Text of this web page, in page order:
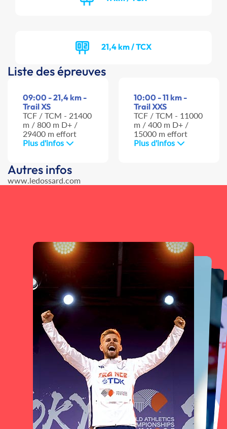
21,4 km / TCX
Liste des épreuves
09:00 - 21,4 km -
Trail XS
TCF / TCM - 21400
m / 800 m D+ /
29400 m effort
Plus d'infos
10:00 - 11 km -
Trail XXS
TCF / TCM - 11000
m / 400 m D+ /
15000 m effort
Plus d'infos
Autres infos
www.ledossard.com